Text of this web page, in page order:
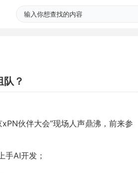
？
伙伴大会”现场人声鼎沸，前来参
AI开发；